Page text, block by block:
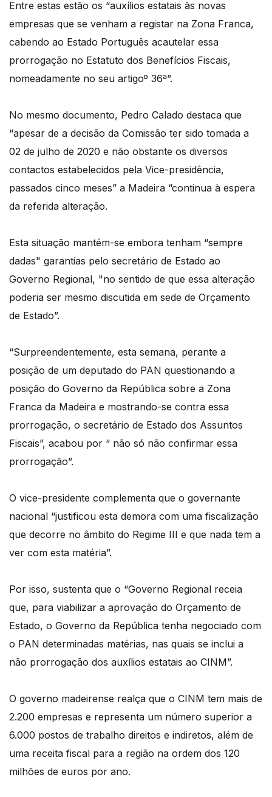
Entre estas estão os “auxílios estatais às novas
empresas que se venham a registar na Zona Franca,
cabendo ao Estado Português acautelar essa
prorrogação no Estatuto dos Benefícios Fiscais,
nomeadamente no seu artigoº 36ª”.
No mesmo documento, Pedro Calado destaca que
“apesar de a decisão da Comissão ter sido tomada a
02 de julho de 2020 e não obstante os diversos
contactos estabelecidos pela Vice-presidência,
passados cinco meses” a Madeira “continua à espera
da referida alteração.
Esta situação mantém-se embora tenham “sempre
dadas" garantias pelo secretário de Estado ao
Governo Regional, "no sentido de que essa alteração
poderia ser mesmo discutida em sede de Orçamento
de Estado”.
“Surpreendentemente, esta semana, perante a
posição de um deputado do PAN questionando a
posição do Governo da República sobre a Zona
Franca da Madeira e mostrando-se contra essa
prorrogação, o secretário de Estado dos Assuntos
Fiscais”, acabou por “ não só não confirmar essa
prorrogação”.
O vice-presidente complementa que o governante
nacional “justificou esta demora com uma fiscalização
que decorre no âmbito do Regime III e que nada tem a
ver com esta matéria”.
Por isso, sustenta que o “Governo Regional receia
que, para viabilizar a aprovação do Orçamento de
Estado, o Governo da República tenha negociado com
o PAN determinadas matérias, nas quais se inclui a
não prorrogação dos auxílios estatais ao CINM”.
O governo madeirense realça que o CINM tem mais de
2.200 empresas e representa um número superior a
6.000 postos de trabalho direitos e indiretos, além de
uma receita fiscal para a região na ordem dos 120
milhões de euros por ano.